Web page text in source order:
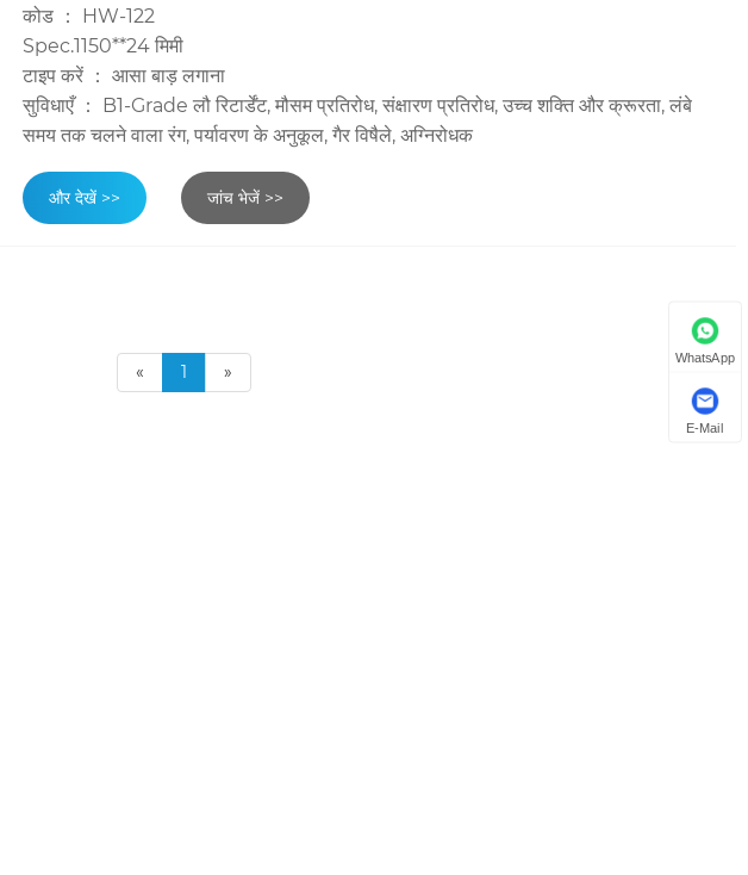
कोड ： HW-122
Spec.1150**24 मिमी
टाइप करें ： आसा बाड़ लगाना
सुविधाएँ ： B1-Grade लौ रिटार्डेंट, मौसम प्रतिरोध, संक्षारण प्रतिरोध, उच्च शक्ति और क्रूरता, लंबे
समय तक चलने वाला रंग, पर्यावरण के अनुकूल, गैर विषैले, अग्निरोधक
और देखें >> जांच भेजें >>
« 1 »
WhatsApp
E-Mail